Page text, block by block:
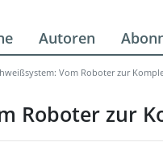
Autoren
Vom Roboter zur
Roboter zur